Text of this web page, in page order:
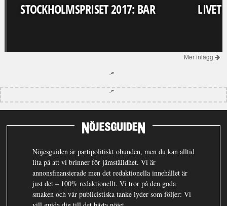
STOCKHOLMSPRISET 2017: BAR LIVET
Mer inlägg
Nöjesguiden är partipolitiskt obunden, men du kan alltid
lita på att vi brinner för jämställdhet. Vi är
annonsfinansierade men det redaktionella innehållet är
just det – 100% redaktionellt. Vi tror på den goda
smaken och vår publicistiska tanke lyder som följer: Vi